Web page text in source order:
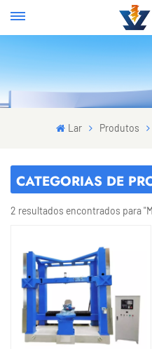
Lar Produtos
CATEGORIAS DE
2 resultados encontrados para